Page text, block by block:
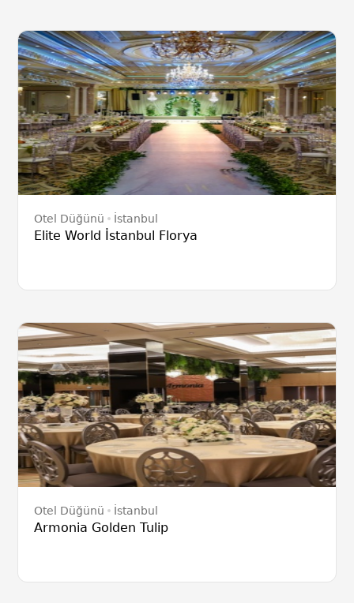
Otel Düğünü İstanbul
Elite World İstanbul Florya
Otel Düğünü İstanbul
Armonia Golden Tulip